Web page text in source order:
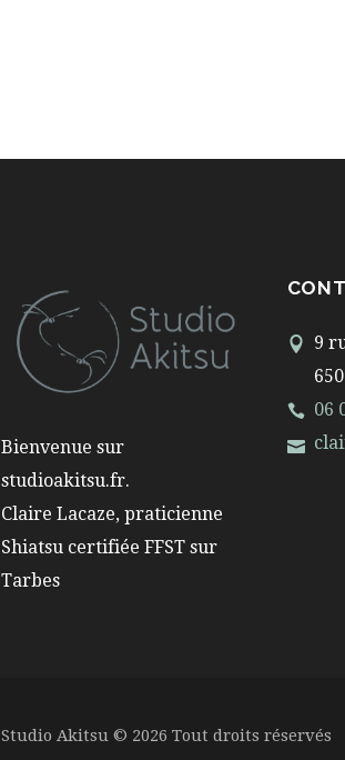
Bienvenue sur
studioakitsu.fr.
Claire Lacaze, praticienne
Shiatsu certifiée FFST sur
Tarbes
9
06
Studio Akitsu © 2026 Tout droits réservés